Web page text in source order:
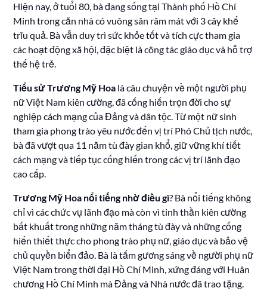
Hiện nay, ở tuổi 80, bà đang sống tại Thành phố Hồ Chí
Minh trong căn nhà có vuông sân râm mát với 3 cây khế
trĩu quả. Bà vẫn duy trì sức khỏe tốt và tích cực tham gia
các hoạt động xã hội, đặc biệt là công tác giáo dục và hỗ trợ
thế hệ trẻ.
Tiểu sử Trương Mỹ Hoa là câu chuyện về một người phụ
nữ Việt Nam kiên cường, đã cống hiến trọn đời cho sự
nghiệp cách mạng của Đảng và dân tộc. Từ một nữ sinh
tham gia phong trào yêu nước đến vị trí Phó Chủ tịch nước,
bà đã vượt qua 11 năm tù đày gian khổ, giữ vững khí tiết
cách mạng và tiếp tục cống hiến trong các vị trí lãnh đạo
cao cấp.
Trương Mỹ Hoa nổi tiếng nhờ điều gì? Bà nổi tiếng không
chỉ vì các chức vụ lãnh đạo mà còn vì tinh thần kiên cường
bất khuất trong những năm tháng tù đày và những cống
hiến thiết thực cho phong trào phụ nữ, giáo dục và bảo vệ
chủ quyền biển đảo. Bà là tấm gương sáng về người phụ nữ
Việt Nam trong thời đại Hồ Chí Minh, xứng đáng với Huân
chương Hồ Chí Minh mà Đảng và Nhà nước đã trao tặng.